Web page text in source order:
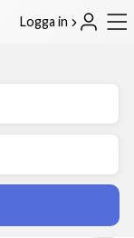
Logga in